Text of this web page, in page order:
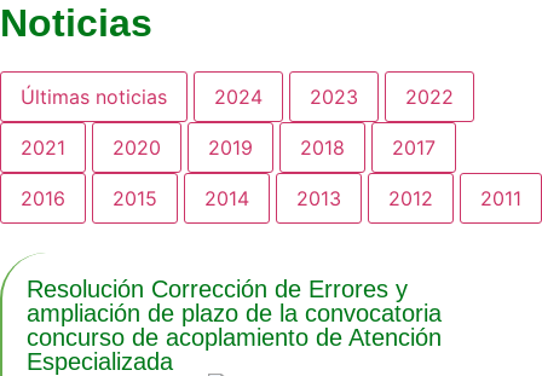
Noticias
Últimas noticias 2024 2023 2022
2021 2020 2019 2018 2017
2016 2015 2014 2013 2012 2011
Resolución Corrección de Errores y
ampliación de plazo de la convocatoria
concurso de acoplamiento de Atención
Especializada